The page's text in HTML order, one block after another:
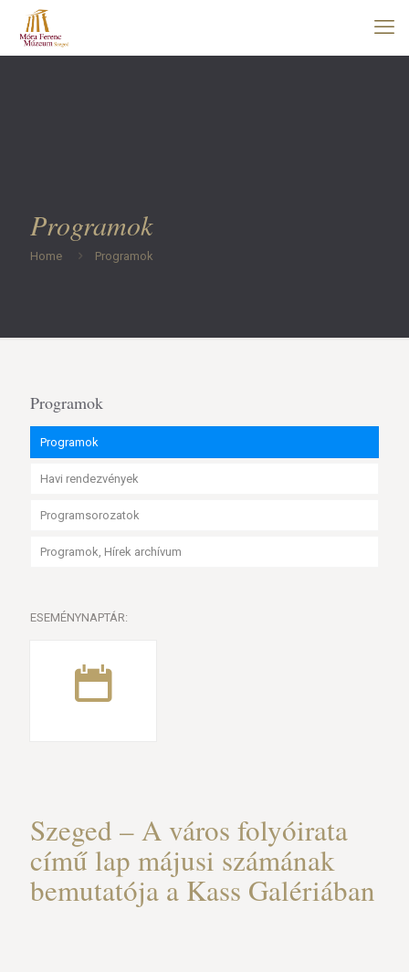
Programok
Home Programok
Programok
Programok
Havi rendezvények
Programsorozatok
Programok, Hírek archívum
ESEMÉNYNAPTÁR:
Szeged – A város folyóirata
című lap májusi számának
bemutatója a Kass Galériában